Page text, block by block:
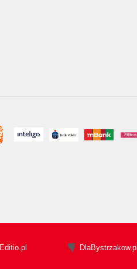
Editio.pl DlaBystrzakow.pl